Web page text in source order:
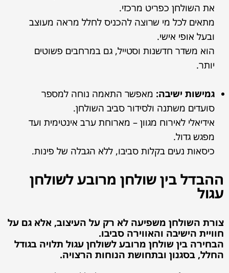
את השולחן כפריט מרכזי.
מתאים לכל מי שרוצה להכניס לחלל מראה מעוצב
ובעל אופי אישי.
הוא משדר חדשנות וסטייל, גם במרחבים פשוטים
יותר.
גמישות ישיבה: מאפשר התאמה נוחה למספר
סועדים משתנה ולסידור סביב השולחן.
אידיאלי לאירוח מגוון – מארוחת ערב אינטימית ועד
מפגש גדול.
כיסאות נעים בקלות סביבו, ללא הגבלה של פינות.
ההבדל בין שולחן מרובע לשולחן
עגול
צורת השולחן משפיעה לא רק על העיצוב, אלא גם על
חוויית הישיבה והאווירה סביבו.
הבחירה בין שולחן מרובע לשולחן עגול תלויה בגודל
החלל, בסגנון ובתחושת הנוחות הרצויה.